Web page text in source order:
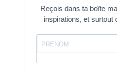
Reçois dans ta boîte
inspirations, et surtout